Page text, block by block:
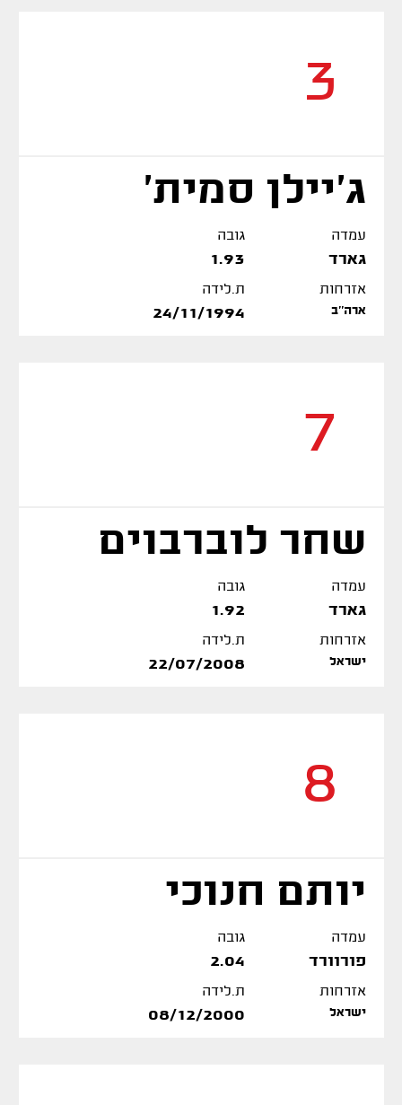
3
ג'יילן סמית'
עמדה
גארד
גובה
1.93
אזרחות
ארה''ב
ת.לידה
24/11/1994
7
שחר לוברבוים
עמדה
גארד
גובה
1.92
אזרחות
ישראל
ת.לידה
22/07/2008
8
יותם חנוכי
עמדה
פורוורד
גובה
2.04
אזרחות
ישראל
ת.לידה
08/12/2000